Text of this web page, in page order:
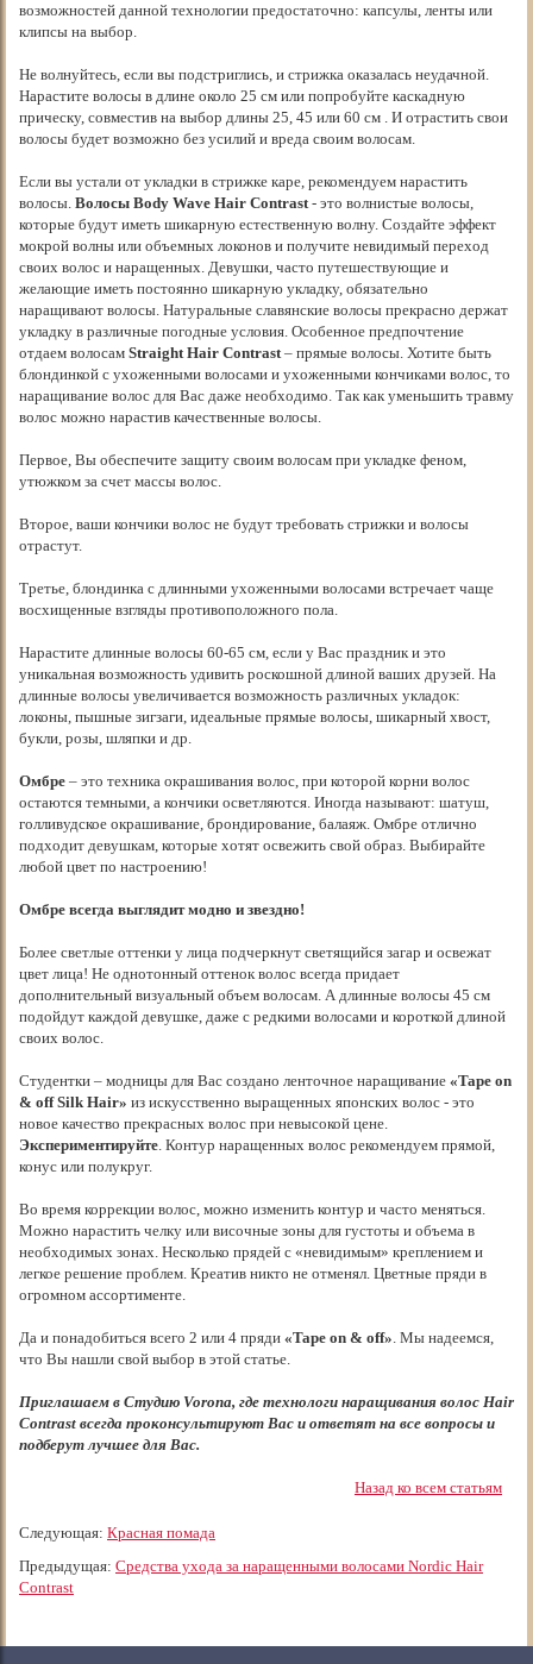
возможностей данной технологии предостаточно: капсулы, ленты или
клипсы на выбор.
Не волнуйтесь, если вы подстриглись, и стрижка оказалась неудачной.
Нарастите волосы в длине около 25 см или попробуйте каскадную
прическу, совместив на выбор длины 25, 45 или 60 см . И отрастить свои
волосы будет возможно без усилий и вреда своим волосам.
Если вы устали от укладки в стрижке каре, рекомендуем нарастить
волосы. Волосы Body Wave Hair Сontrast- это волнистые волосы,
которые будут иметь шикарную естественную волну. Создайте эффект
мокрой волны или объемных локонов и получите невидимый переход
своих волос и наращенных. Девушки, часто путешествующие и
желающие иметь постоянно шикарную укладку, обязательно
наращивают волосы. Натуральные славянские волосы прекрасно держат
укладку в различные погодные условия. Особенное предпочтение
отдаем волосам Straight Hair Contrast– прямые волосы. Хотите быть
блондинкой с ухоженными волосами и ухоженными кончиками волос, то
наращивание волос для Вас даже необходимо. Так как уменьшить травму
волос можно нарастив качественные волосы.
Первое, Вы обеспечите защиту своим волосам при укладке феном,
утюжком за счет массы волос.
Второе, ваши кончики волос не будут требовать стрижки и волосы
отрастут.
Третье, блондинка с длинными ухоженными волосами встречает чаще
восхищенные взгляды противоположного пола.
Нарастите длинные волосы 60-65 см, если у Вас праздник и это
уникальная возможность удивить роскошной длиной ваших друзей. На
длинные волосы увеличивается возможность различных укладок:
локоны, пышные зигзаги, идеальные прямые волосы, шикарный хвост,
букли, розы, шляпки и др.
Омбре – это техника окрашивания волос, при которой корни волос
остаются темными, а кончики осветляются. Иногда называют: шатуш,
голливудское окрашивание, брондирование, балаяж. Омбре отлично
подходит девушкам, которые хотят освежить свой образ. Выбирайте
любой цвет по настроению!
Омбре всегда выглядит модно и звездно!
Более светлые оттенки у лица подчеркнут светящийся загар и освежат
цвет лица! Не однотонный оттенок волос всегда придает
дополнительный визуальный объем волосам. А длинные волосы 45 см
подойдут каждой девушке, даже с редкими волосами и короткой длиной
своих волос.
Студентки – модницы для Вас создано ленточное наращивание «Tape on
& off Silk Hair» из искусственно выращенных японских волос - это
новое качество прекрасных волос при невысокой цене.
Экспериментируйте. Контур наращенных волос рекомендуем прямой,
конус или полукруг.
Во время коррекции волос, можно изменить контур и часто меняться.
Можно нарастить челку или височные зоны для густоты и объема в
необходимых зонах. Несколько прядей с «невидимым» креплением и
легкое решение проблем. Креатив никто не отменял. Цветные пряди в
огромном ассортименте.
Да и понадобиться всего 2 или 4 пряди «Tape on & off». Мы надеемся,
что Вы нашли свой выбор в этой статье.
Приглашаем в Студию Voronа, где технологи наращивания волос Hair
Contrast всегда проконсультируют Вас и ответят на все вопросы и
подберут лучшее для Вас.
Назад ко всем статьям
Следующая: Красная помада
Предыдущая: Средства ухода за наращенными волосами Nordic Hair
Contrast